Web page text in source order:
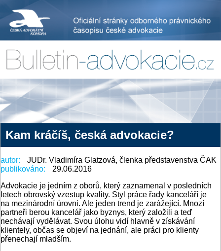
Kam kráčíš, česká advokacie?
autor:
JUDr. Vladimíra Glatzová, členka představenstva ČAK
publikováno:
29.06.2016
Advokacie je jedním z oborů, který zaznamenal v posledních
letech obrovský vzestup kvality. Styl práce řady kanceláří je
na mezinárodní úrovni. Ale jeden trend je zarážející. Mnozí
partneři berou kancelář jako byznys, který založili a teď
nechávají vydělávat. Svou úlohu vidí hlavně v získávání
klientely, občas se objeví na jednání, ale práci pro klienty
přenechají mladším.